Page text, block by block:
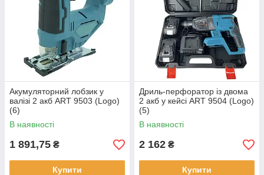
Акумуляторний лобзик у
валізі 2 акб ART 9503 (Logo)
(6)
В наявності
1 891,75 ₴
Купити
Дриль-перфоратор із двома
2 акб у кейсі ART 9504 (Logo)
(5)
В наявності
2 162 ₴
Купити